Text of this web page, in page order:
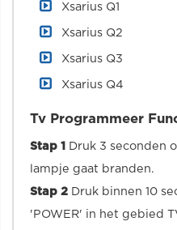
Xsarius Q1
Xsarius Q2
Xsarius Q3
Xsarius Q4
Tv Programmeer
Stap 1 Druk 3 seconden
lampje gaat branden.
Stap 2 Druk binnen 10
'POWER' in het gebied